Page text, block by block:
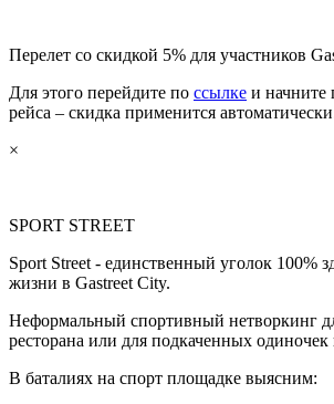
Перелет со скидкой 5% для участников
Для этого перейдите по ссылке и начните
рейса – скидка применится
×
SPORT STREET
Sport Street - единственный уголок 100%
жизни в Gastreet City.
Неформальный спортивный нетворкинг
ресторана или для подкаченных одиночек
В баталиях на спорт площадке выясним: